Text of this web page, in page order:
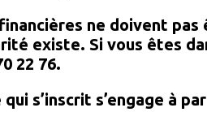
ne doivent pas
existe. Si vous êtes
22 76.
s’inscrit s’engage à